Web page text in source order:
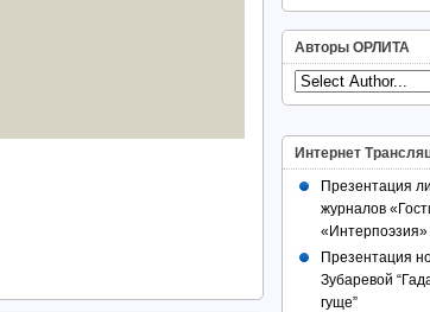
Авторы ОРЛИТА
Интернет
Презентация
журналов
«Интерпоэзия»
Презентация
Зубаревой
гуще”